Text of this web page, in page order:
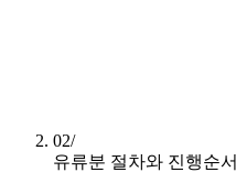
02/
유류분 절차와 진행순서